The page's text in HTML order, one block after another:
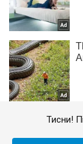
Тисни!